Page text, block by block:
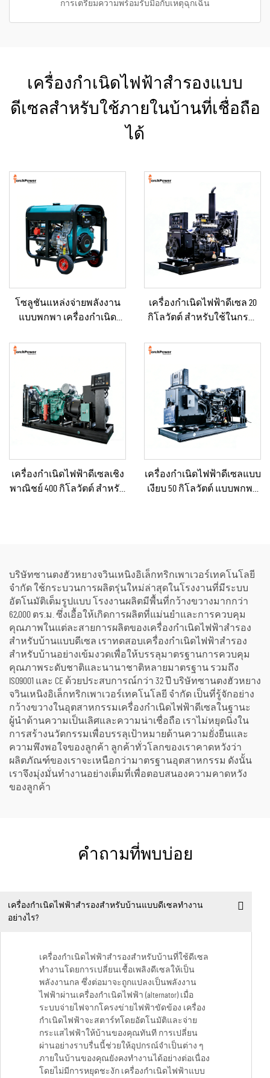
การเตรียมความพร้อมรับมือกับเหตุฉุกเฉิน
เครื่องกำเนิดไฟฟ้าสำรองแบบ
ดีเซลสำหรับใช้ภายในบ้านที่เชื่อถือ
ได้
โซลูชันแหล่งจ่ายพลังงาน
แบบพกพา เครื่องกำเนิด
วัตต์ สำหรับบ้าน/ร้านค้า/
เครื่องกำเนิดไฟฟ้าดีเซล 20
กิโลวัตต์ สำหรับใช้ในกรณี
ขนาดเล็ก
เครื่องกำเนิดไฟฟ้าดีเซลเชิง
พาณิชย์ 400 กิโลวัตต์ สำหรับ
เครื่องกำเนิดไฟฟ้าดีเซลแบบ
เงียบ 50 กิโลวัตต์ แบบพกพา
บริษัทซานตงฮัวหยางจวินเหนิงอิเล็กทริกเพาเวอร์เทคโนโลยี
จำกัด ใช้กระบวนการผลิตรุ่นใหม่ล่าสุดในโรงงานที่มีระบบ
อัตโนมัติเต็มรูปแบบ โรงงานผลิตมีพื้นที่กว้างขวางมากกว่า
62,000 ตร.ม. ซึ่งเอื้อให้เกิดการผลิตที่แม่นยำและการควบคุม
คุณภาพในแต่ละสายการผลิตของเครื่องกำเนิดไฟฟ้าสำรอง
สำหรับบ้านแบบดีเซล เราทดสอบเครื่องกำเนิดไฟฟ้าสำรอง
สำหรับบ้านอย่างเข้มงวดเพื่อให้บรรลุมาตรฐานการควบคุม
คุณภาพระดับชาติและนานาชาติหลายมาตรฐาน รวมถึง
ISO9001 และ CE ด้วยประสบการณ์กว่า 32 ปี บริษัทซานตงฮัวหยาง
จวินเหนิงอิเล็กทริกเพาเวอร์เทคโนโลยี จำกัด เป็นที่รู้จักอย่าง
กว้างขวางในอุตสาหกรรมเครื่องกำเนิดไฟฟ้าดีเซลในฐานะ
ผู้นำด้านความเป็นเลิศและความน่าเชื่อถือ เราไม่หยุดนิ่งใน
การสร้างนวัตกรรมเพื่อบรรลุเป้าหมายด้านความยั่งยืนและ
ความพึงพอใจของลูกค้า ลูกค้าทั่วโลกของเราคาดหวังว่า
ผลิตภัณฑ์ของเราจะเหนือกว่ามาตรฐานอุตสาหกรรม ดังนั้น
เราจึงมุ่งมั่นทำงานอย่างเต็มที่เพื่อตอบสนองความคาดหวัง
ของลูกค้า
คำถามที่พบบ่อย
เครื่องกำเนิดไฟฟ้าสำรองสำหรับบ้านแบบดีเซลทำงาน
อย่างไร?
เครื่องกำเนิดไฟฟ้าสำรองสำหรับบ้านที่ใช้ดีเซล
ทำงานโดยการเปลี่ยนเชื้อเพลิงดีเซลให้เป็น
พลังงานกล ซึ่งต่อมาจะถูกแปลงเป็นพลังงาน
ไฟฟ้าผ่านเครื่องกำเนิดไฟฟ้า (alternator) เมื่อ
ระบบจ่ายไฟจากโครงข่ายไฟฟ้าขัดข้อง เครื่อง
กำเนิดไฟฟ้าจะสตาร์ทโดยอัตโนมัติและจ่าย
กระแสไฟฟ้าให้บ้านของคุณทันที การเปลี่ยน
ผ่านอย่างราบรื่นนี้ช่วยให้อุปกรณ์จำเป็นต่าง ๆ
ภายในบ้านของคุณยังคงทำงานได้อย่างต่อเนื่อง
โดยไม่มีการหยุดชะงัก เครื่องกำเนิดไฟฟ้าแบบ